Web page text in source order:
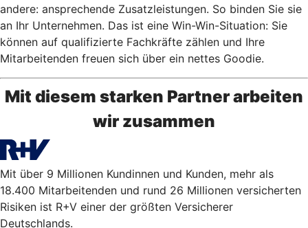
andere: ansprechende Zusatzleistungen. So binden Sie sie
an Ihr Unternehmen. Das ist eine Win-Win-Situation: Sie
können auf qualifizierte Fachkräfte zählen und Ihre
Mitarbeitenden freuen sich über ein nettes Goodie.
Mit diesem starken Partner arbeiten
wir zusammen
Mit über 9 Millionen Kundinnen und Kunden, mehr als
18.400 Mitarbeitenden und rund 26 Millionen versicherten
Risiken ist R+V einer der größten Versicherer
Deutschlands.